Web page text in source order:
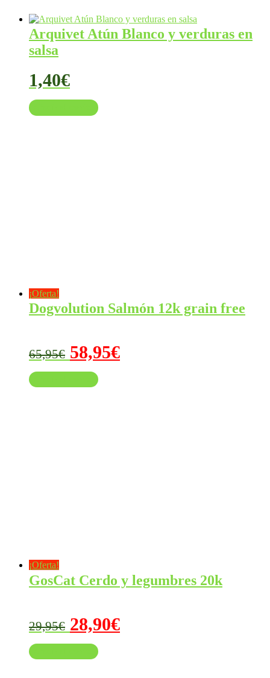
Arquivet Atún Blanco y verduras en
salsa
1,40€
¡Oferta!
Dogvolution Salmón 12k grain free
65,95€ El
precio
original
58,95€El
¡Oferta!
GosCat Cerdo y legumbres 20k
29,95€ El
precio
original
28,90€El